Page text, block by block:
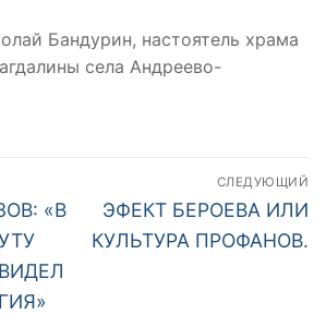
Бандурин, настоятель храма
села Андреево-
«В
СЛЕДУЮЩИЙ
Следующая
запись:
ЭФЕКТ БЕРОЕВА ИЛИ
КУЛЬТУРА ПРОФАНОВ.